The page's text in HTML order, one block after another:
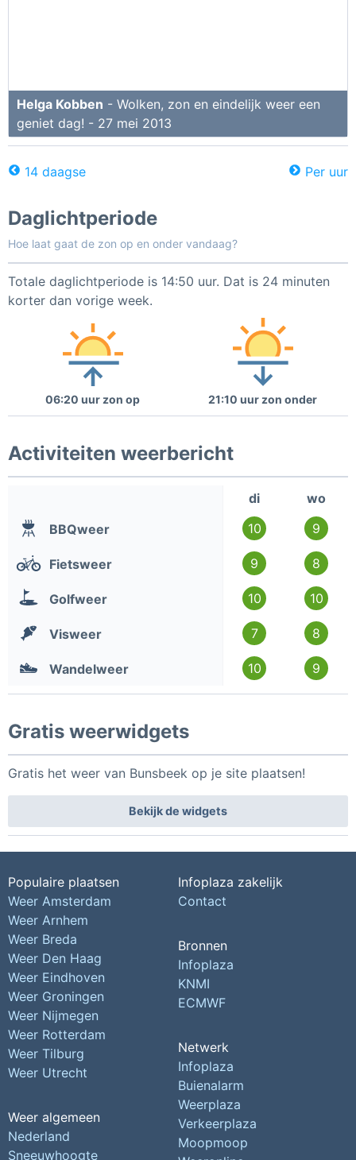
Helga Kobben - Wolken, zon en eindelijk weer een
geniet dag! - 27 mei 2013
14 daagse Per uur
Daglichtperiode
Hoe laat gaat de zon op en onder vandaag?
Totale daglichtperiode is 14:50 uur. Dat is 24 minuten
korter dan vorige week.
06:20 uur zon op 21:10 uur zon onder
Activiteiten weerbericht
di
wo
BBQweer
10 9
Fietsweer 9 8
Golfweer 10 10
Visweer 7 8
Wandelweer 10 9
Gratis weerwidgets
Gratis het weer van Bunsbeek op je site plaatsen!
Bekijk de widgets
Populaire plaatsen
Weer Amsterdam
Weer Arnhem
Weer Breda
Weer Den Haag
Weer Eindhoven
Weer Groningen
Weer Nijmegen
Weer Rotterdam
Weer Tilburg
Weer Utrecht
Weer algemeen
Nederland
Sneeuwhoogte
Infoplaza zakelijk
Contact
Bronnen
Infoplaza
KNMI
ECMWF
Netwerk
Infoplaza
Buienalarm
Weerplaza
Verkeerplaza
Moopmoop